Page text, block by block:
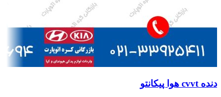
دنده cvvt هوا پیکانتو